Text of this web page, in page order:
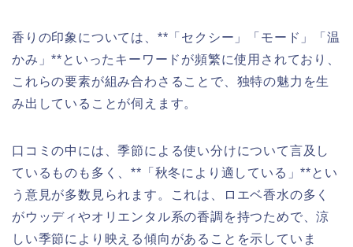
香りの印象については、**「セクシー」「モード」「温
かみ」**といったキーワードが頻繁に使用されており、
これらの要素が組み合わさることで、独特の魅力を生
み出していることが伺えます。
口コミの中には、季節による使い分けについて言及し
ているものも多く、**「秋冬により適している」**とい
う意見が多数見られます。これは、ロエベ香水の多く
がウッディやオリエンタル系の香調を持つためで、涼
しい季節により映える傾向があることを示していま